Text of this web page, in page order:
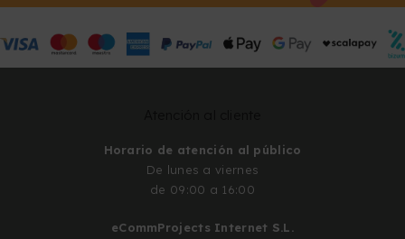
Horario de atención al público
De lunes a viernes
de 09:00 a 16:00
eCommProjects Internet S.L.